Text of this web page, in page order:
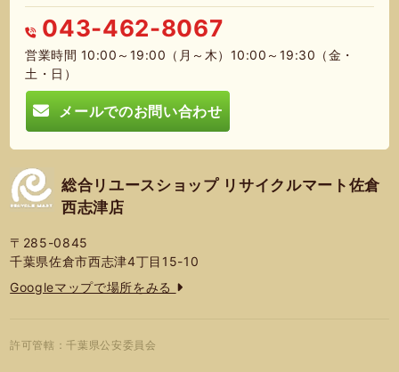
043-462-8067
営業時間 10:00～19:00（月～木）10:00～19:30（金・
土・日）
メールでのお問い合わせ
総合リユースショップ リサイクルマート佐倉
西志津店
〒285-0845
千葉県佐倉市西志津4丁目15-10
Googleマップで場所をみる
許可管轄：千葉県公安委員会